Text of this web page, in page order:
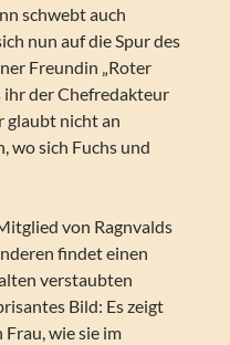
schwebt auch
nun auf die Spur des
Freundin „Roter
ihr der Chefredakteur
glaubt nicht an
wo sich Fuchs und
von Ragnvalds
findet einen
verstaubten
Bild: Es zeigt
wie sie im